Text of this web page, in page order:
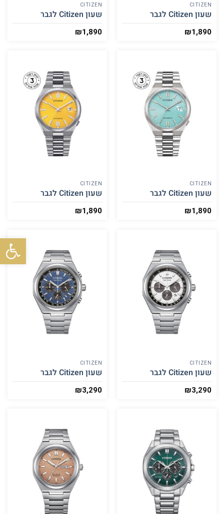
פתח
CITIZEN
שעון Citizen לגבר
₪1,890
CITIZEN
שעון Citizen לגבר
₪1,890
CITIZEN
שעון Citizen לגבר
₪1,890
CITIZEN
שעון Citizen לגבר
₪1,890
CITIZEN
שעון Citizen לגבר
₪3,290
CITIZEN
שעון Citizen לגבר
₪3,290